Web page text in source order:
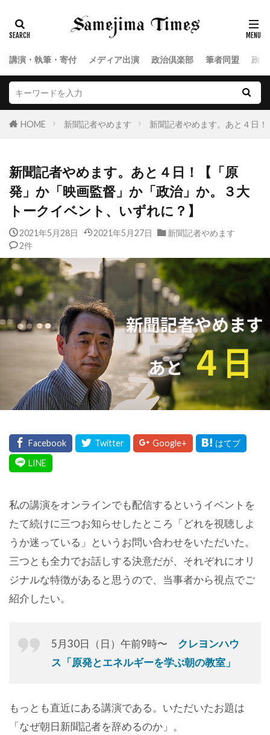
講演・執筆・寄付 メディア出演 政治倶楽部 筆者同盟 政
HOME 新聞記者やめます 新聞記者やめます。あと４日
新聞記者やめます。あと４日！【「原
発」か「映画監督」か「政治」か。３大
トークイベント、いずれに？】
2021年5月28日 2021年5月27日
新聞記者やめます
2件
私の講演をオンラインでも配信するというイベントを
たて続けに三つお知らせしたところ「どれを視聴しよ
うか迷っている」というお問い合わせをいただいた。
三つとも全力でお話しする決意だが、それぞれにオリ
ジナルな特徴があると思うので、当事者から視点でご
紹介したい。
5月30日（日）午前9時〜 クレヨンハウ
ス「原発とエネルギーを学ぶ朝の教室」
もっとも直近にある講演である。いただいたお題は
「なぜ朝日新聞記者を辞めるのか」。